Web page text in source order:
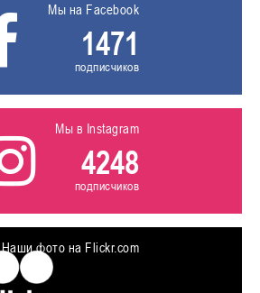
Мы на Facebook
1471
подписчиков
Мы в Instagram
4248
подписчиков
Наши фото на Flickr.com